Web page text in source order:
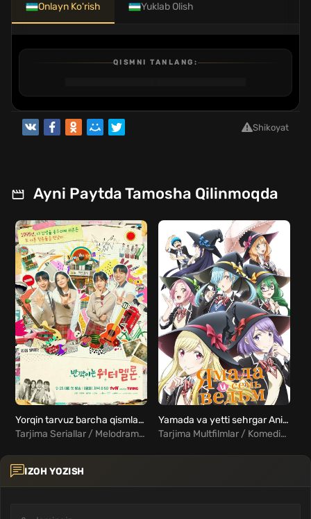
Onlayn Ko'rish Yuklab Olish
QISMNI TANLANG:
7 8
9 10
11 12
Shikoyat
Ayni Paytda Tamosha Qilinmoqda
Yorqin tarvuz barcha qismlar Uzbek tilida
Tarjima Seriallar / Melodrama / Fentezi / Xorij Seriallar Uzbek Tilida
Yamada va yetti sehrgar Anime Barcha qismlar Uzbek Tilida
Tarjima Multfilmlar / Komediya / Melodrama / Fentezi / Xorij Multfilmlar Uzbek Tilida
IZOH YOZISH